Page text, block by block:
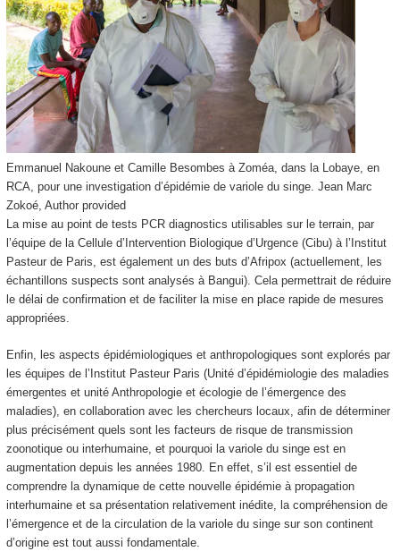
Emmanuel Nakoune et Camille Besombes à Zoméa, dans la Lobaye, en
RCA, pour une investigation d’épidémie de variole du singe. Jean Marc
Zokoé, Author provided
La mise au point de tests PCR diagnostics utilisables sur le terrain, par
l’équipe de la Cellule d’Intervention Biologique d’Urgence (Cibu) à l’Institut
Pasteur de Paris, est également un des buts d’Afripox (actuellement, les
échantillons suspects sont analysés à Bangui). Cela permettrait de réduire
le délai de confirmation et de faciliter la mise en place rapide de mesures
appropriées.
Enfin, les aspects épidémiologiques et anthropologiques sont explorés par
les équipes de l’Institut Pasteur Paris (Unité d’épidémiologie des maladies
émergentes et unité Anthropologie et écologie de l’émergence des
maladies), en collaboration avec les chercheurs locaux, afin de déterminer
plus précisément quels sont les facteurs de risque de transmission
zoonotique ou interhumaine, et pourquoi la variole du singe est en
augmentation depuis les années 1980. En effet, s’il est essentiel de
comprendre la dynamique de cette nouvelle épidémie à propagation
interhumaine et sa présentation relativement inédite, la compréhension de
l’émergence et de la circulation de la variole du singe sur son continent
d’origine est tout aussi fondamentale.